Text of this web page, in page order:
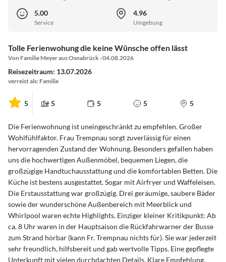
5.00
Service
4.96
Umgebung
Tolle Ferienwohung die keine Wünsche offen lässt
Von Familie Meyer aus Osnabrück · 04.08.2026
Reisezeitraum: 13.07.2026
verreist als: Familie
5 5 5 5 5
Die Ferienwohnung ist uneingeschränkt zu empfehlen. Großer
Wohlfühlfaktor. Frau Trempnau sorgt zuverlässig für einen
hervorragenden Zustand der Wohnung. Besonders gefallen haben
uns die hochwertigen Außenmöbel, bequemen Liegen, die
großzügige Handtuchausstattung und die komfortablen Betten. Die
Küche ist bestens ausgestattet. Sogar mit Airfryer und Waffeleisen.
Die Erstausstattung war großzügig. Drei geräumige, saubere Bäder
sowie der wunderschöne Außenbereich mit Meerblick und
Whirlpool waren echte Highlights. Einziger kleiner Kritikpunkt: Ab
ca. 8 Uhr waren in der Hauptsaison die Rückfahrwarner der Busse
zum Strand hörbar (kann Fr. Trempnau nichts für). Sie war jederzeit
sehr freundlich, hilfsbereit und gab wertvolle Tipps. Eine gepflegte
Unterkunft mit vielen durchdachten Details. Klare Empfehlung.